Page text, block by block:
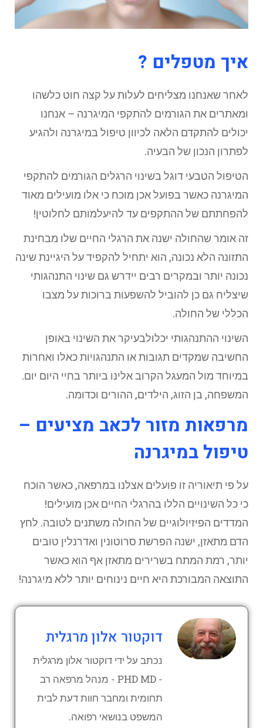
איך מטפלים ?
לאחר שאנחנו מצליחים לעלות על קצה חוט כלשהו
ומאתרים את הגורמים להתקפי המיגרנה – אנחנו
יכולים להתקדם הלאה לכיוון טיפול במיגרנה ולהגיע
לפתרון הנכון של הבעיה.
הטיפול הטבעי דוגל בשינוי הרגלים הגורמים להתקפי
המיגרנה כאשר בפועל אכן מוכח כי אלו מועילים מאוד
להפחתתם של ההתקפים עד להיעלמותם לחלוטין!
זה אומר שהחולה ישנה את הרגלי החיים שלו מבחינת
התזונה הלא נכונה, הוא יתחיל להקפיד על היגיינת שינה
נכונה יותר ובמקרים רבים יידרש גם שינוי התנהגותי
שיצליח גם כן להוביל להשפעות ברוכות על מצבו
הכללי של החולה.
השינוי ההתנהגותי יכלולבעיקר את השינוי באופן
החשיבה שמקדים תגובות או התנהגויות כאלו ואחרות
במיוחד מול המעגל הקרוב אלינו ביותר בחיי היום יום.
המשפחה, בן הזוג, הילדים, ההורים וכדומה.
מרפאות מזור לכאב מציעים –
טיפול במיגרנה
על פי תיאוריה זו פועלים אצלנו במרפאה, כאשר הוכח
כי כל השינויים הללו בהרגלי החיים אכן מועילים!
המדדים הפיזיולוגיים של החולה משתנים לטובה. לחץ
הדם מתאזן, ישנה הפרשת סרוטונין ואדרנלין טובים
יותר, רמת המתח בשרירים מתאזן אף הוא כאשר
התוצאה המבורכת היא חיים נינוחים יותר ללא מיגרנה!
דוקטור אלון מרגלית
נכתב על ידי דוקטור אלון מרגלית
- PHD MD - מנהל מרפאה רב
תחומית ומחבר חוות דעת לבית
המשפט בנושאי רפואה.